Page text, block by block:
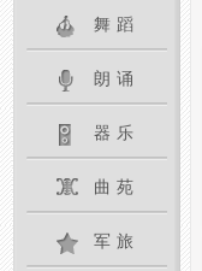
舞蹈
朗诵
器乐
曲苑
军旅